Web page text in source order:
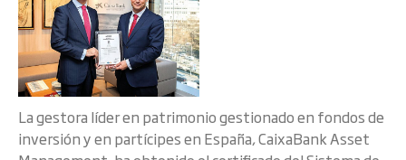
La gestora líder en patrimonio gestionado en fondos de
inversión y en partícipes en España, CaixaBank Asset